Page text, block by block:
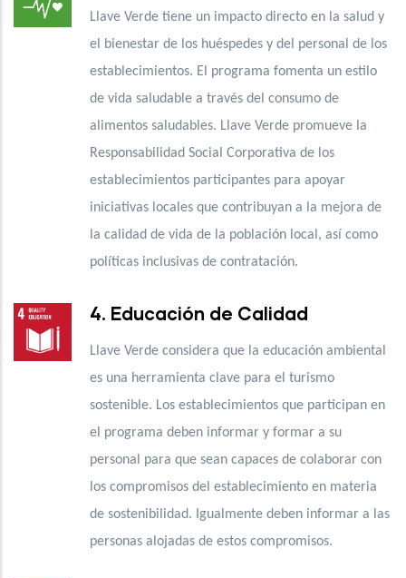
Llave Verde tiene un impacto directo en la salud y
el bienestar de los huéspedes y del personal de los
establecimientos. El programa fomenta un estilo
de vida saludable a través del consumo de
alimentos saludables. Llave Verde promueve la
Responsabilidad Social Corporativa de los
establecimientos participantes para apoyar
iniciativas locales que contribuyan a la mejora de
la calidad de vida de la población local, así como
políticas inclusivas de contratación.
4. Educación de Calidad
Llave Verde considera que la educación ambiental
es una herramienta clave para el turismo
sostenible. Los establecimientos que participan en
el programa deben informar y formar a su
personal para que sean capaces de colaborar con
los compromisos del establecimiento en materia
de sostenibilidad. Igualmente deben informar a las
personas alojadas de estos compromisos.